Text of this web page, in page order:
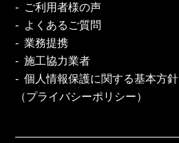
ご利用者様の声
よくあるご質問
業務提携
施工協力業者
個人情報保護に関する基本方針
（プライバシーポリシー）